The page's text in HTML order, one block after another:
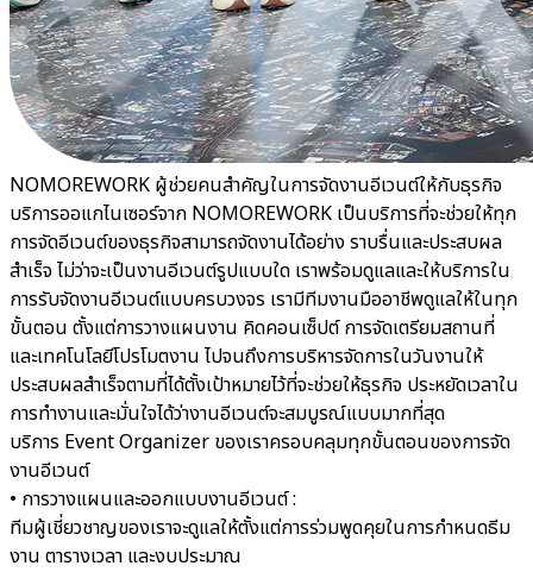
NOMOREWORK ผู้ช่วยคนสำคัญในการจัดงานอีเวนต์ให้กับธุรกิจ
บริการออแกไนเซอร์จาก NOMOREWORK เป็นบริการที่จะช่วยให้ทุก
การจัดอีเวนต์ของธุรกิจสามารถจัดงานได้อย่าง ราบรื่นและประสบผล
สำเร็จ ไม่ว่าจะเป็นงานอีเวนต์รูปแบบใด เราพร้อมดูแลและให้บริการใน
การรับจัดงานอีเวนต์แบบครบวงจร เรามีทีมงานมืออาชีพดูแลให้ในทุก
ขั้นตอน ตั้งแต่การวางแผนงาน คิดคอนเซ็ปต์ การจัดเตรียมสถานที่
และเทคโนโลยีโปรโมตงาน ไปจนถึงการบริหารจัดการในวันงานให้
ประสบผลสำเร็จตามที่ได้ตั้งเป้าหมายไว้ที่จะช่วยให้ธุรกิจ ประหยัดเวลาใน
การทำงานและมั่นใจได้ว่างานอีเวนต์จะสมบูรณ์แบบมากที่สุด
บริการ Event Organizer ของเราครอบคลุมทุกขั้นตอนของการจัด
งานอีเวนต์
• การวางแผนและออกแบบงานอีเวนต์ :
ทีมผู้เชี่ยวชาญของเราจะดูแลให้ตั้งแต่การร่วมพูดคุยในการกำหนดธีม
งาน ตารางเวลา และงบประมาณ